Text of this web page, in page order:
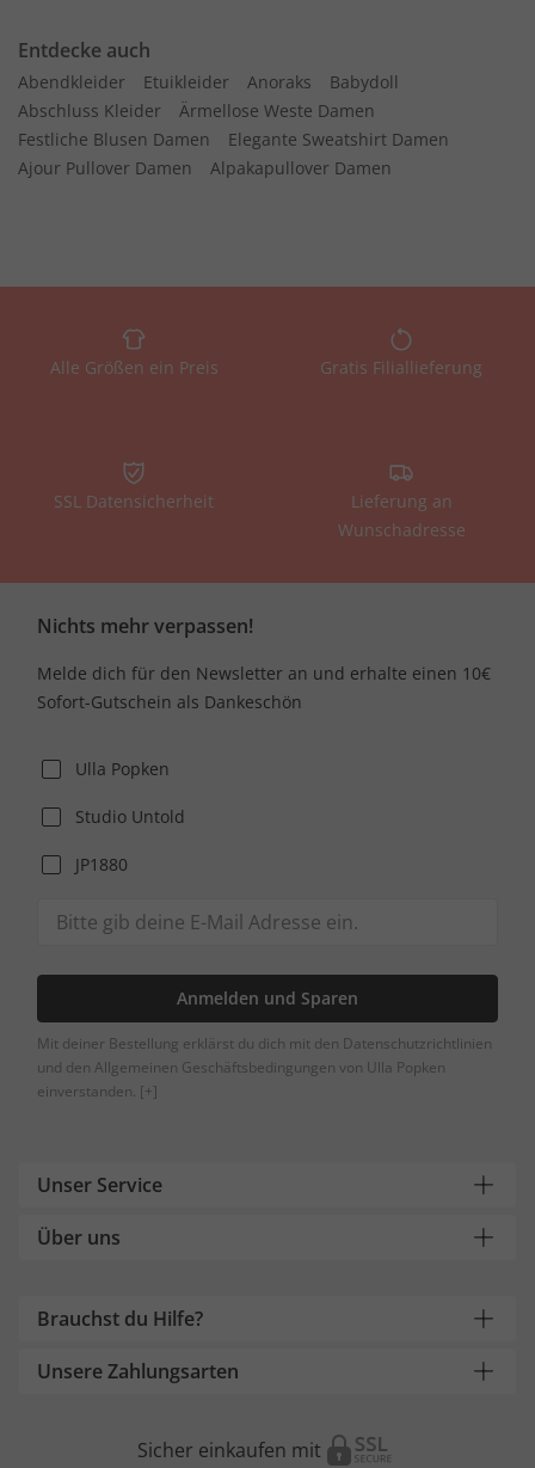
Entdecke auch
Abendkleider Etuikleider Anoraks
Babydoll
Abschluss Kleider
Ärmellose Weste Damen
Festliche Blusen Damen
Elegante Sweatshirt Damen
Ajour Pullover Damen
Alpakapullover Damen
Alle Größen ein Preis Gratis Filiallieferung
SSL Datensicherheit
Lieferung an
Wunschadresse
Nichts mehr verpassen!
Melde dich für den Newsletter an und erhalte einen 10€
Sofort-Gutschein als Dankeschön
Ulla Popken
Studio Untold
JP1880
Anmelden und Sparen
Mit deiner Bestellung erklärst du dich mit den Datenschutzrichtlinien
und den Allgemeinen Geschäftsbedingungen von Ulla Popken
einverstanden. [+]
Unser Service
Über uns
Brauchst du Hilfe?
Unsere Zahlungsarten
Sicher einkaufen mit